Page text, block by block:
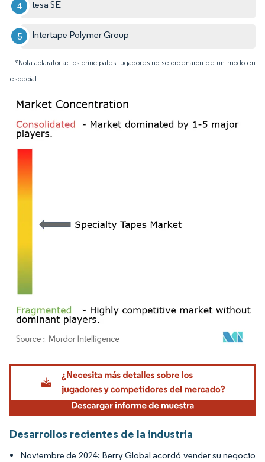
tesa SE
Intertape Polymer Group
*Nota aclaratoria: los principales jugadores no se ordenaron de un modo en
especial
Imagen © Mordor Intelligence. El uso requiere atribución según CC BY 4.0.
Desarrollos recientes de la industria
Noviembre de 2024: Berry Global acordó vender su negocio